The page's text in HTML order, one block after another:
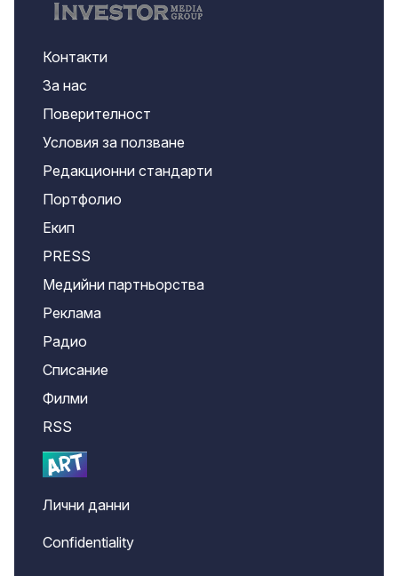
Контакти
За нас
Поверителност
Условия за ползване
Редакционни стандарти
Портфолио
Екип
PRESS
Медийни партньорства
Реклама
Радио
Списание
Филми
RSS
Лични данни
Confidentiality